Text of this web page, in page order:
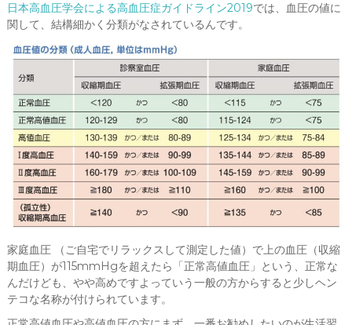
日本高血圧学会による高血圧症ガイドライン2019では、血圧の値に
関して、結構細かく分類がなされているんです。
家庭血圧 （ご自宅でリラックスして測定した値）で上の血圧（収縮
期血圧）が115mmHgを超えたら「正常高値血圧」という、正常な
んだけども、やや高めですよっていう一般の方からすると少しヘン
テコな名称が付けられています。